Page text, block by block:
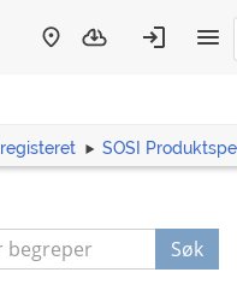
SOSI
Søk